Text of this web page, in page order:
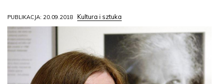
PUBLIKACJA: 20.09.2018 Kultura i sztuka